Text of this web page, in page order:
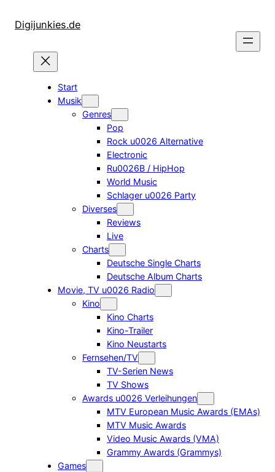
InhaltDigijunkies.de
Start
Musik
Genres
Pop
Rock u0026 Alternative
Electronic
Ru0026B / HipHop
World Music
Schlager u0026 Party
Diverses
Reviews
Live
Charts
Deutsche Single Charts
Deutsche Album Charts
Movie, TV u0026 Radio
Kino
Kino Charts
Kino-Trailer
Kino Neustarts
Fernsehen/TV
TV-Serien News
TV Shows
Awards u0026 Verleihungen
MTV European Music Awards (EMAs)
MTV Music Awards
Video Music Awards (VMA)
Grammy Awards (Grammys)
Games